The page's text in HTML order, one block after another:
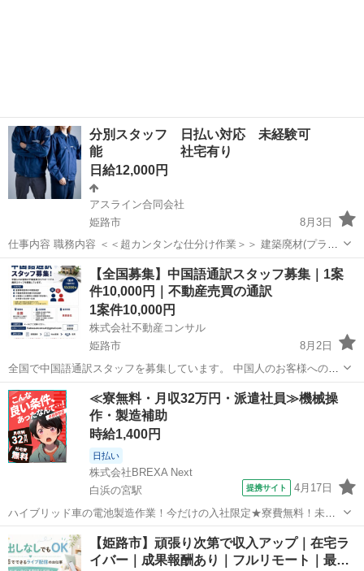
分別スタッフ 日払い対応 未経験可
能 社宅有り
日給12,000円
アスライン合同会社
姫路市
8月3日
仕事内容 職務内容 ＜＜超カンタンな仕分け作業＞＞ 建築廃材(プラス
チックや木くずなど) を取り扱います◎ 細かく分ける必要はありませ
ん！ ＜＜チームワーク抜群！＞＞ 作業は3人1組で実施するので心強
い！ 経験を活かせるや...
兵庫 姫路市 仕分け スタッフ
【全国募集】中国語通訳スタッフ募集｜1案
件10,000円｜不動産売買の通訳
1案件10,000円
株式会社不動産コンサル
姫路市
8月2日
全国で中国語通訳スタッフを募集しています。 中国人のお客様への不
動産売買において、重要事項説明や売買契約時の中国語通訳をしてい
ただくお仕事です。 仕事内容 ・重要事項説明の中国語通訳 ・不動産
売買契約書の内容通訳 ・お...
兵庫 姫路市 その他 スタッフ
≪寮無料・月収32万円・派遣社員≫機械操
作・製造補助
時給1,400円
日払い
株式会社BREXA Next
白浜の宮駅
提携サイト 4月17日
ハイブリッド車の電池製造作業！今だけの入社限定★寮費無料！未経
験活躍中★20～50代の男性活躍中！安定企業で長期で働きたい方オス
スメ！年間休日130日！正社員登用制度あり！マイカー通勤OK！ワン
ルーム寮完備！《兵庫県姫路市》...
姫路市 白浜の宮駅 その他
【姫路市】頑張り次第で収入アップ｜在宅ラ
イバー｜成果報酬あり｜フルリモート｜最…